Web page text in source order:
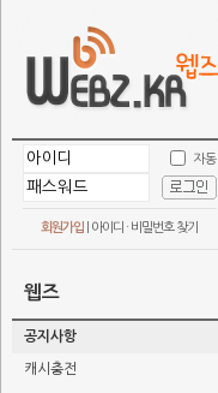
자동
회원가입 아이디 · 비밀번호 찾기
웹즈
공지사항
캐시충전